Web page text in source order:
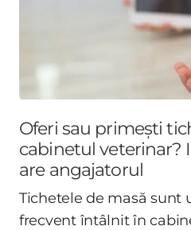
Oferi sau primești
cabinetul veterinar?
are angajatorul
Tichetele de masă sunt
frecvent întâlnit în